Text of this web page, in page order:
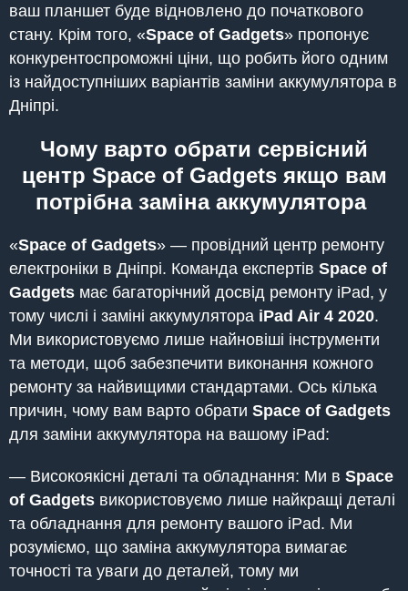
ваш планшет буде відновлено до початкового
стану. Крім того, «Space of Gadgets» пропонує
конкурентоспроможні ціни, що робить його одним
із найдоступніших варіантів заміни аккумулятора в
Дніпрі.
Чому варто обрати сервісний
центр Space of Gadgets якщо вам
потрібна заміна аккумулятора
«Space of Gadgets» — провідний центр ремонту
електроніки в Дніпрі. Команда експертів Space of
Gadgets має багаторічний досвід ремонту iPad, у
тому числі і заміні аккумулятора iPad Air 4 2020.
Ми використовуємо лише найновіші інструменти
та методи, щоб забезпечити виконання кожного
ремонту за найвищими стандартами. Ось кілька
причин, чому вам варто обрати Space of Gadgets
для заміни аккумулятора на вашому iPad:
— Високоякісні деталі та обладнання: Ми в Space
of Gadgets використовуємо лише найкращі деталі
та обладнання для ремонту вашого iPad. Ми
розуміємо, що заміна аккумулятора вимагає
точності та уваги до деталей, тому ми